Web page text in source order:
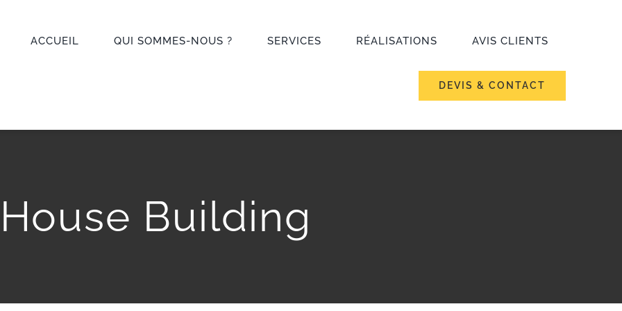
ACCUEIL QUI SOMMES-NOUS ? SERVICES RÉALISATIONS AVIS CLIENTS
DEVIS & CONTACT
House Building